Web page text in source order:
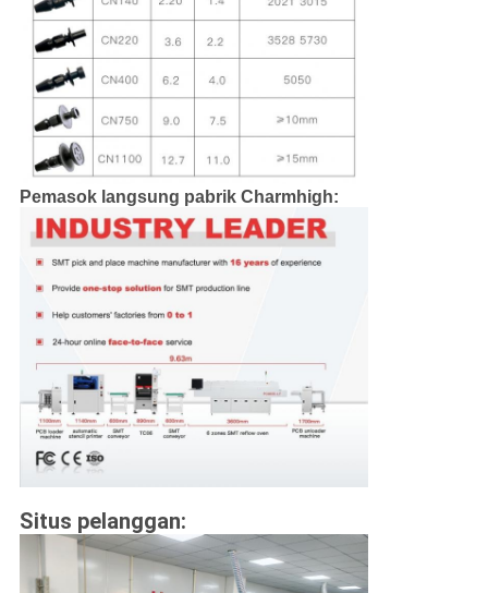
Pemasok langsung pabrik Charmhigh:
Situs pelanggan: